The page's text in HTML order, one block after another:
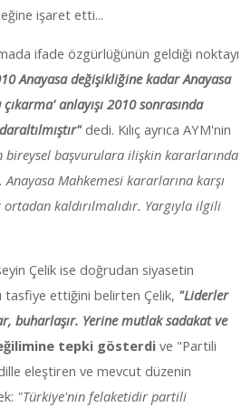
işaret etti...
ifade özgürlüğünün geldiği noktayı
Anayasa değişikliğine kadar Anayasa
anlayışı 2010 sonrasında
dedi. Kılıç ayrıca AYM'nin
bireysel başvurulara ilişkin kararlarında
Mahkemesi kararlarına karşı
kaldırılmalıdır. Yargıyla ilgili
Çelik ise doğrudan siyasetin
tasfiye ettiğini belirten Çelik, "Liderler
buharlaşır. Yerine mutlak sadakat ve
tepki gösterdive "Partili
eleştiren ve mevcut düzenin
"Türkiye'nin felaketidir partili